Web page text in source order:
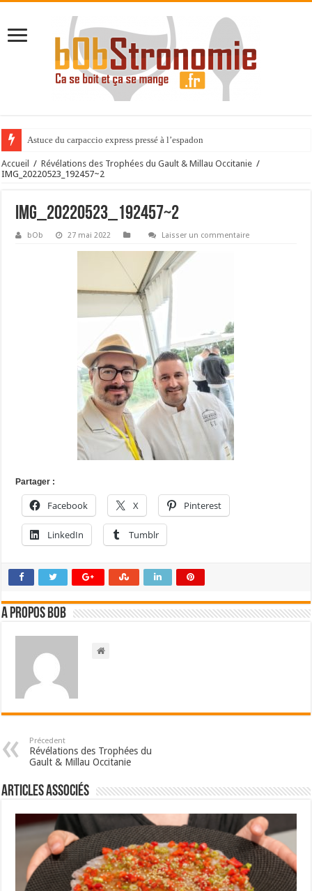
Astuce du carpaccio express pressé à l’espadon
Accueil / Révélations des Trophées du Gault & Millau Occitanie /
IMG_20220523_192457~2
IMG_20220523_192457~2
bOb 27 mai 2022 Laisser un commentaire
Partager :
Facebook X Pinterest
LinkedIn Tumblr
A propos bOb
Précedent
Révélations des Trophées du
Gault & Millau Occitanie
Articles associés